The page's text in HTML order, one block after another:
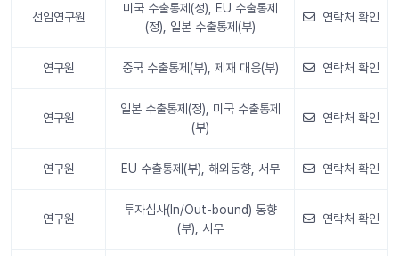
선임연구원
미국 수출통제(정), EU 수출통제
(정), 일본 수출통제(부)
연락처 확인
연구원 중국 수출통제(부), 제재 대응(부) 연락처 확인
연구원
일본 수출통제(정), 미국 수출통제
(부)
연락처 확인
연구원 EU 수출통제(부), 해외동향, 서무 연락처 확인
연구원
투자심사(In/Out-bound) 동향
(부), 서무
연락처 확인